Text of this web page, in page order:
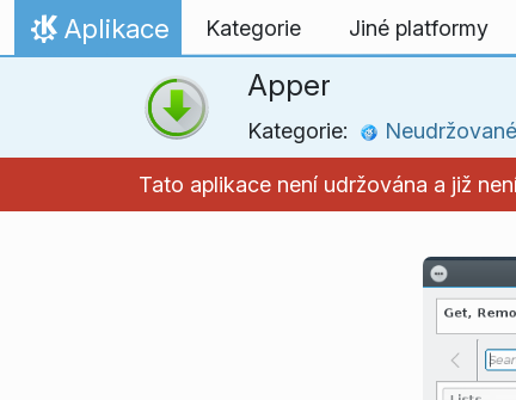
Přejít na obsah
Domů
Aplikace Kategorie Jiné platformy
Apper
Kategorie: Neudržované
Tato aplikace není udržována a již